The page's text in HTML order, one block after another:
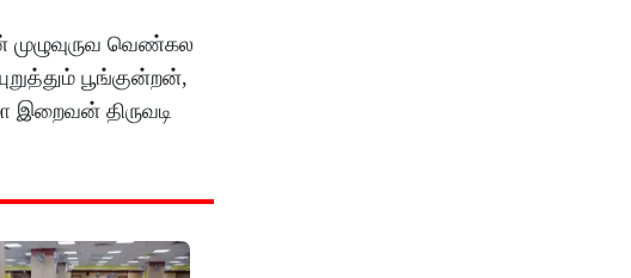
முழுவுருவ வெண்கல
பூங்குன்றன்,
திருவடி